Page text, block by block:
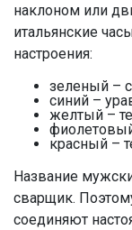
наклоном или
итальянские
настроения:
зеленый –
синий –
желтый –
красный –
Название
сварщик.
соединяют